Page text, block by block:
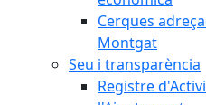
Cerques
Montgat
Seu i transparència
Registre